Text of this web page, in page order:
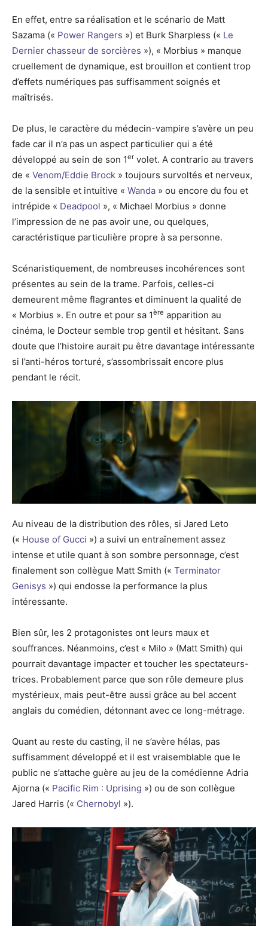
En effet, entre sa réalisation et le scénario de Matt
Sazama (« Power Rangers ») et Burk Sharpless (« Le
Dernier chasseur de sorcières »), « Morbius » manque
cruellement de dynamique, est brouillon et contient trop
d’effets numériques pas suffisamment soignés et
maîtrisés.
De plus, le caractère du médecin-vampire s’avère un peu
fade car il n’a pas un aspect particulier qui a été
développé au sein de son 1er volet. A contrario au travers
de « Venom/Eddie Brock » toujours survoltés et nerveux,
de la sensible et intuitive « Wanda » ou encore du fou et
intrépide « Deadpool », « Michael Morbius » donne
l’impression de ne pas avoir une, ou quelques,
caractéristique particulière propre à sa personne.
Scénaristiquement, de nombreuses incohérences sont
présentes au sein de la trame. Parfois, celles-ci
demeurent même flagrantes et diminuent la qualité de
« Morbius ». En outre et pour sa 1ère apparition au
cinéma, le Docteur semble trop gentil et hésitant. Sans
doute que l’histoire aurait pu être davantage intéressante
si l’anti-héros torturé, s’assombrissait encore plus
pendant le récit.
Au niveau de la distribution des rôles, si Jared Leto
(« House of Gucci ») a suivi un entraînement assez
intense et utile quant à son sombre personnage, c’est
finalement son collègue Matt Smith (« Terminator
Genisys ») qui endosse la performance la plus
intéressante.
Bien sûr, les 2 protagonistes ont leurs maux et
souffrances. Néanmoins, c’est « Milo » (Matt Smith) qui
pourrait davantage impacter et toucher les spectateurs-
trices. Probablement parce que son rôle demeure plus
mystérieux, mais peut-être aussi grâce au bel accent
anglais du comédien, détonnant avec ce long-métrage.
Quant au reste du casting, il ne s’avère hélas, pas
suffisamment développé et il est vraisemblable que le
public ne s’attache guère au jeu de la comédienne Adria
Ajorna (« Pacific Rim : Uprising ») ou de son collègue
Jared Harris (« Chernobyl »).